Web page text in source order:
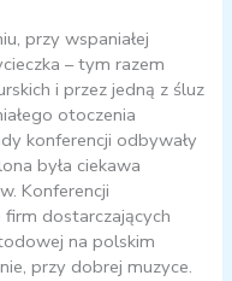
przy wspaniałej
– tym razem
i przez jedną z śluz
otoczenia
konferencji odbywały
była ciekawa
Konferencji
dostarczających
na polskim
przy dobrej muzyce.